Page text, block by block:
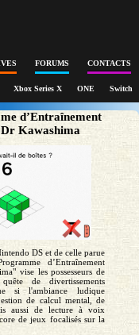
FORUMS CONTACTS
Xbox Series X ONE Switch
d’Entraînement
Kawashima
DS et de celle parue
d’Entraînement
vise les possesseurs de
de divertissements
si l'ambiance ludique
de calcul mental, de
aussi de lecture à voix
de jeux focalisés sur la